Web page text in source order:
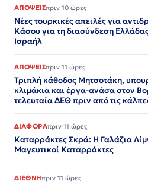
ΑΠΟΨΕΙΣπριν 10 ώρες
Νέες τουρκικές απειλές για
Κάσου για τη διασύνδεση
Ισραήλ
ΑΠΟΨΕΙΣπριν 11 ώρες
Τριπλή κάθοδος Μητσοτάκη,
κλιμάκια και έργα-ανάσα στον
τελευταία ΔΕΘ πριν από τις
ΔΙΑΦΟΡΑπριν 11 ώρες
Καταρράκτες Σκρά: Η Γαλάζια
Μαγευτικοί Καταρράκτες
ΔΙΕΘΝΗπριν 11 ώρες